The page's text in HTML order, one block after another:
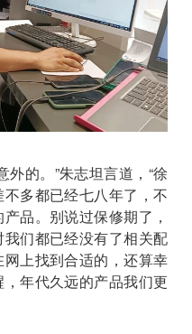
的。”朱志坦言道，“徐
多都已经七八年了，不
品。别说过保修期了，
们都已经没有了相关配
上找到合适的，还算幸
年代久远的产品我们更